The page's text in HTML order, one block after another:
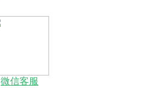
微信客服